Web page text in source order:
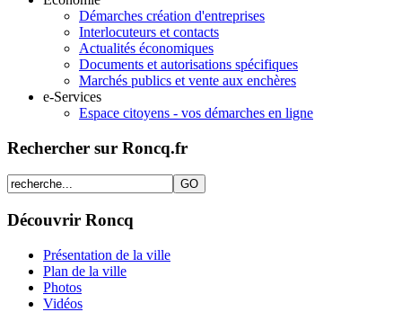
Démarches création d'entreprises
Interlocuteurs et contacts
Actualités économiques
Documents et autorisations spécifiques
Marchés publics et vente aux enchères
e-Services
Espace citoyens - vos démarches en ligne
Rechercher sur Roncq.fr
Découvrir Roncq
Présentation de la ville
Plan de la ville
Photos
Vidéos